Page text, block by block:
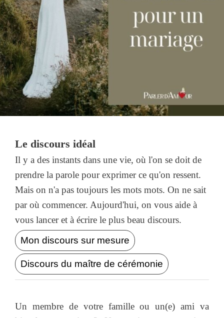
Le discours idéal
Il y a des instants dans une vie, où l'on se doit de
prendre la parole pour exprimer ce qu'on ressent.
Mais on n'a pas toujours les mots mots. On ne sait
par où commencer. Aujourd'hui, on vous aide à
vous lancer et à écrire le plus beau discours.
Mon discours sur mesure
Discours du maître de cérémonie
Un membre de votre famille ou un(e) ami va